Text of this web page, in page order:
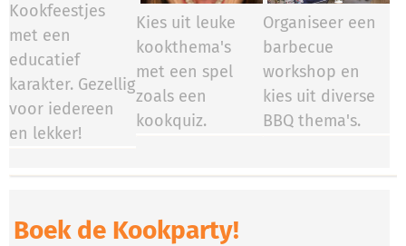
Kookfeestjes
met een
educatief
karakter. Gezellig
voor iedereen
en lekker!
Kies uit leuke
kookthema's
met een spel
zoals een
kookquiz.
Organiseer een
barbecue
workshop en
kies uit diverse
BBQ thema's.
Boek de Kookparty!